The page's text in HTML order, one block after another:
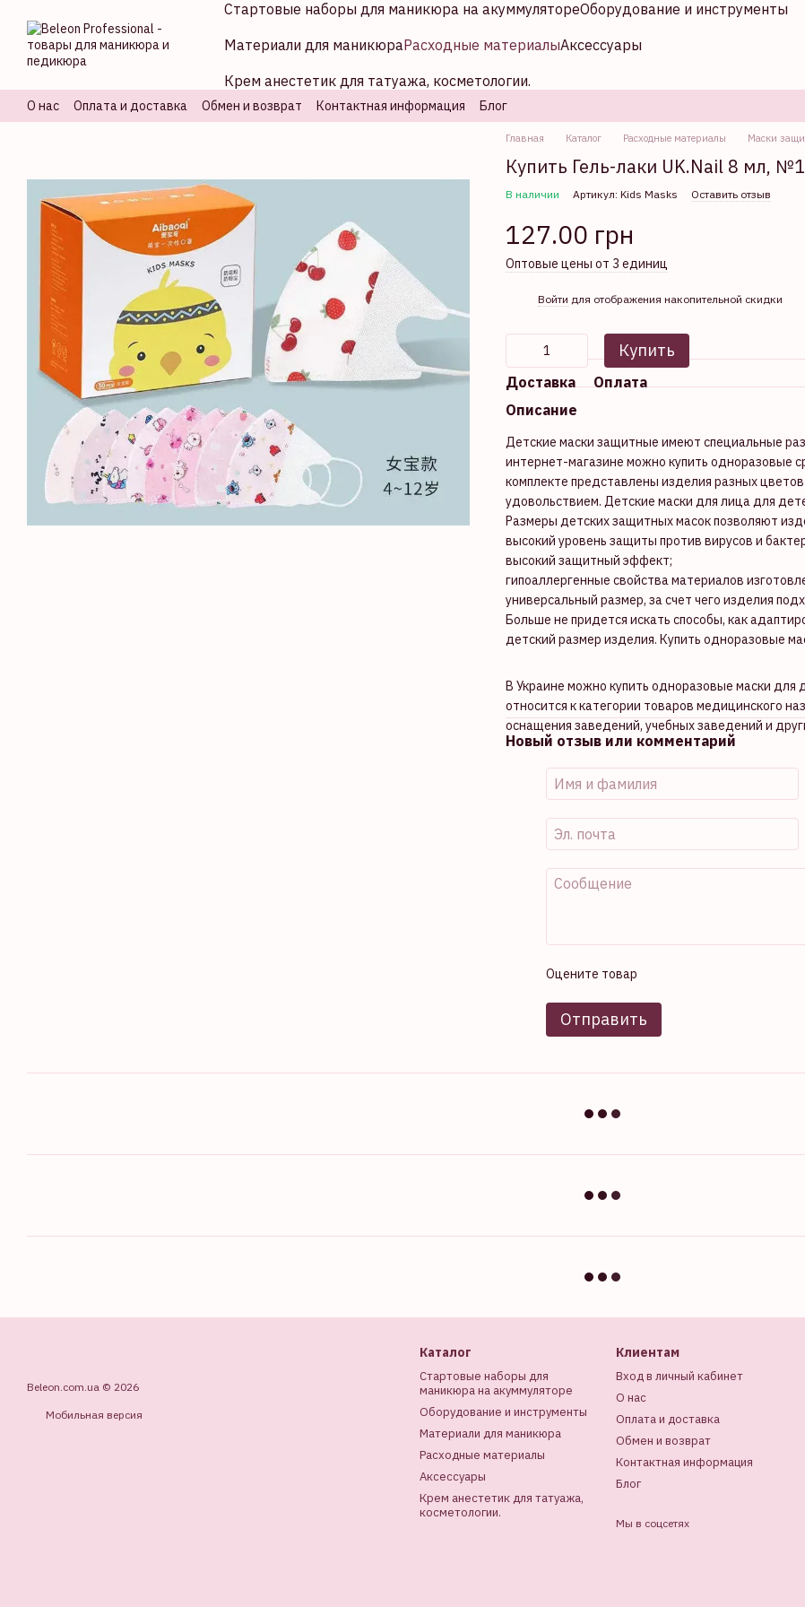
Стартовые наборы для маникюра на акуммулятореОборудование и инструменты
Материали для маникюраРасходные материалыАксессуары
Крем анестетик для татуажа, косметологии.
О нас Оплата и доставка Обмен и возврат Контактная информация Блог
Главная Каталог Расходные материалы Маски
Купить Гель-лаки UK.Nail 8 мл,
В наличии Артикул: Kids Masks Оставить отзыв
127.00 грн
Оптовые цены от 3 единиц
Войти для отображения накопительной скидки
Купить
Доставка
Оплата
Описание
Детские маски защитные имеют специальные
интернет-магазине можно купить одноразовые
комплекте представлены изделия разных
удовольствием. Детские маски для лица для
Размеры детских защитных масок позволяют
высокий уровень защиты против вирусов и
высокий защитный эффект;
гипоаллергенные свойства материалов
универсальный размер, за счет чего изделия
Больше не придется искать способы, как
детский размер изделия. Купить одноразовые
В Украине можно купить одноразовые маски
относится к категории товаров медицинского
оснащения заведений, учебных заведений и
Новый отзыв или комментарий
Оцените товар
Отправить
Beleon.com.ua © 2026
Мобильная версия
Каталог
Стартовые наборы для
маникюра на акуммуляторе
Оборудование и инструменты
Материали для маникюра
Расходные материалы
Аксессуары
Крем анестетик для татуажа,
косметологии.
Клиентам
Вход в личный кабинет
О нас
Оплата и доставка
Обмен и возврат
Контактная информация
Блог
Мы в соцсетях